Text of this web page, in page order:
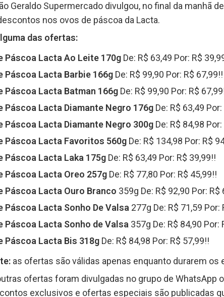
Geraldo Supermercado divulgou, no final da manhã
nos ovos de páscoa da Lacta.
das ofertas:
Páscoa Lacta Ao Leite 170g De: R$ 63,49 Por: R$
Páscoa Lacta Barbie 166g De: R$ 99,90 Por: R$ 67,99!!
Páscoa Lacta Batman 166g De: R$ 99,90 Por: R$
Páscoa Lacta Diamante Negro 176g De: R$ 63,49
Páscoa Lacta Diamante Negro 300g De: R$ 84,98
Páscoa Lacta Favoritos 560g De: R$ 134,98 Por: R$
Páscoa Lacta Laka 175g De: R$ 63,49 Por: R$ 39,99!!
Páscoa Lacta Oreo 257g De: R$ 77,80 Por: R$ 45,99!!
Páscoa Lacta Ouro Branco 359g De: R$ 92,90 Por: R$
Páscoa Lacta Sonho De Valsa 277g De: R$ 71,59 Por:
Páscoa Lacta Sonho de Valsa 357g De: R$ 84,90 Por:
Páscoa Lacta Bis 318g De: R$ 84,98 Por: R$ 57,99!!
as ofertas são válidas apenas enquanto durarem os
ofertas foram divulgadas no grupo de WhatsApp
exclusivos e ofertas especiais são publicadas